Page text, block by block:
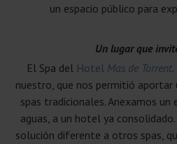
un espacio público para
Un lugar que
El Spa del Hotel Mas de Torrent.
nuestro, que nos permitió
spas tradicionales. Anexamos un
aguas, a un hotel ya
solución diferente a otros spas,